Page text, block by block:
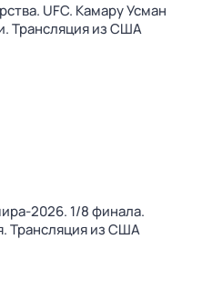
UFC. Камару Усман
Трансляция из США
2026. 1/8 финала.
Трансляция из США